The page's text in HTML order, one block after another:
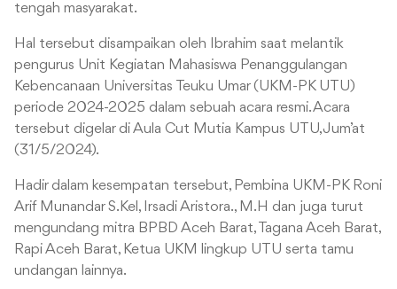
tengah masyarakat.
Hal tersebut disampaikan oleh Ibrahim saat melantik
pengurus Unit Kegiatan Mahasiswa Penanggulangan
Kebencanaan Universitas Teuku Umar (UKM-PK UTU)
periode 2024-2025 dalam sebuah acara resmi. Acara
tersebut digelar di Aula Cut Mutia Kampus UTU, Jum’at
(31/5/2024).
Hadir dalam kesempatan tersebut, Pembina UKM-PK Roni
Arif Munandar S.Kel, Irsadi Aristora., M.H dan juga turut
mengundang mitra BPBD Aceh Barat, Tagana Aceh Barat,
Rapi Aceh Barat, Ketua UKM lingkup UTU serta tamu
undangan lainnya.